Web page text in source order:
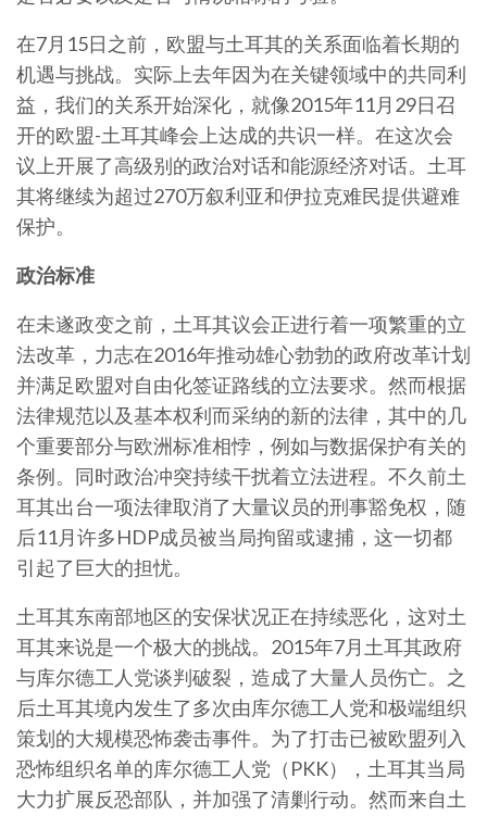
在7月15日之前，欧盟与土耳其的关系面临着长期的
机遇与挑战。实际上去年因为在关键领域中的共同利
益，我们的关系开始深化，就像2015年11月29日召
开的欧盟-土耳其峰会上达成的共识一样。在这次会
议上开展了高级别的政治对话和能源经济对话。土耳
其将继续为超过270万叙利亚和伊拉克难民提供避难
保护。
政治标准
在未遂政变之前，土耳其议会正进行着一项繁重的立
法改革，力志在2016年推动雄心勃勃的政府改革计划
并满足欧盟对自由化签证路线的立法要求。然而根据
法律规范以及基本权利而采纳的新的法律，其中的几
个重要部分与欧洲标准相悖，例如与数据保护有关的
条例。同时政治冲突持续干扰着立法进程。不久前土
耳其出台一项法律取消了大量议员的刑事豁免权，随
后11月许多HDP成员被当局拘留或逮捕，这一切都
引起了巨大的担忧。
土耳其东南部地区的安保状况正在持续恶化，这对土
耳其来说是一个极大的挑战。2015年7月土耳其政府
与库尔德工人党谈判破裂，造成了大量人员伤亡。之
后土耳其境内发生了多次由库尔德工人党和极端组织
策划的大规模恐怖袭击事件。为了打击已被欧盟列入
恐怖组织名单的库尔德工人党（PKK），土耳其当局
大力扩展反恐部队，并加强了清剿行动。然而来自土